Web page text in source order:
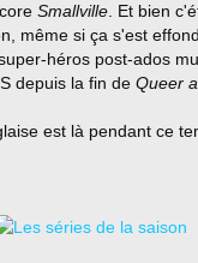
Smallville . Et bien
même si ça s'est
héros post-ados
depuis la fin de Queer
est là pendant ce